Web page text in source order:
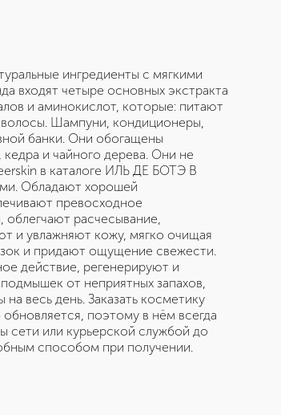
ингредиенты с мягкими
входят четыре основных экстракта
и аминокислот, которые: питают
волосы. Шампуни, кондиционеры,
банки. Они обогащены
и чайного дерева. Они не
в каталоге ИЛЬ ДЕ БОТЭ В
Обладают хорошей
превосходное
расчесывание,
и увлажняют кожу, мягко очищая
и придают ощущение свежести.
действие, регенерируют и
от неприятных запахов,
весь день. Заказать косметику
поэтому в нём всегда
сети или курьерской службой до
способом при получении.